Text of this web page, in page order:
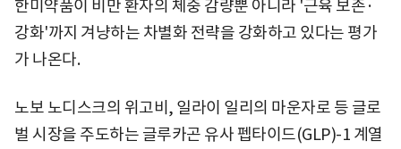
한미약품이 비만 환자의 체중 감량뿐 아니라 '근육 보존·
강화'까지 겨냥하는 차별화 전략을 강화하고 있다는 평가
가 나온다.
노보 노디스크의 위고비, 일라이 일리의 마운자로 등 글로
벌 시장을 주도하는 글루카곤 유사 펩타이드(GLP)-1 계열